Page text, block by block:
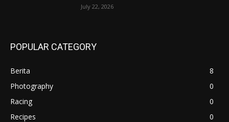
July 22, 2026
POPULAR CATEGORY
Berita
8
Photography
0
Racing
0
Recipes
0